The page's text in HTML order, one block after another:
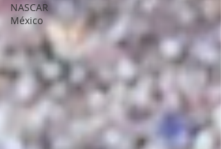
NASCAR
México